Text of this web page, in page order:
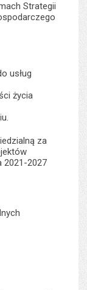
Strategii
usług
życia
za
2021-2027